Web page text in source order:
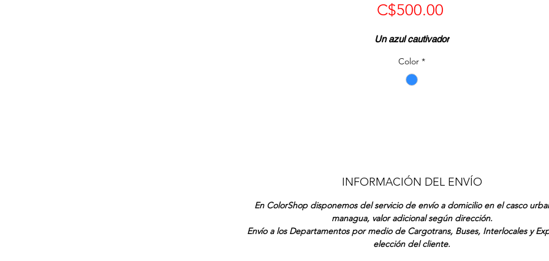
C$500.00
Un azul cautivador
Color *
INFORMACIÓN DEL ENVÍO
En ColorShop disponemos del servicio de envío a domicilio en el casco
managua, valor adicional según dirección.
Envío a los Departamentos por medio de Cargotrans, Buses, Interlocales y
elección del cliente.